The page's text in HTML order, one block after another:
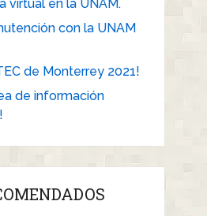
virtual en la UNAM.
con la UNAM
de Monterrey 2021!
de información